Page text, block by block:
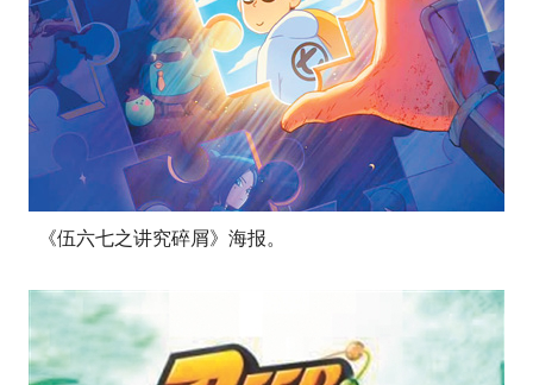
《伍六七之讲究碎屑》海报。